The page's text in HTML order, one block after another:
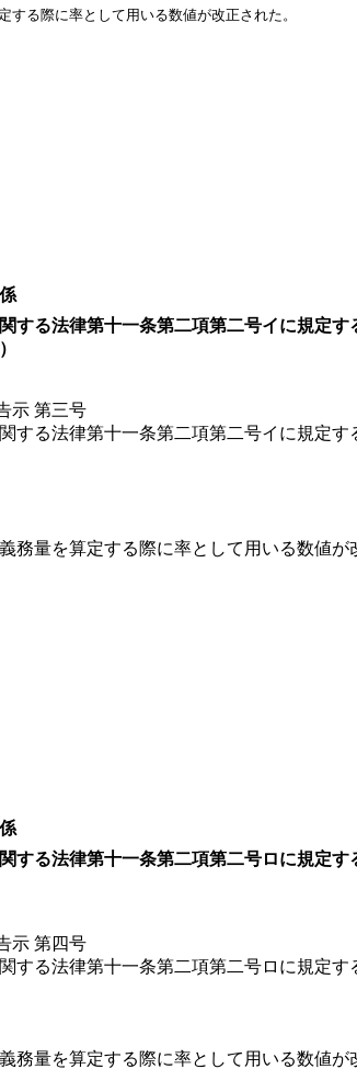
る際に率として用いる数値が改正された。
する法律第十一条第二項第二号イに規定
示 第三号
する法律第十一条第二項第二号イに規定
量を算定する際に率として用いる数値が
する法律第十一条第二項第二号ロに規定す
示 第四号
する法律第十一条第二項第二号ロに規定
量を算定する際に率として用いる数値が